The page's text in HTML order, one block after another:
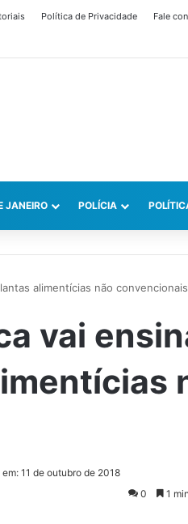
Política de Privacidade Fale
JANEIRO POLÍCIA
alimentícias não convencionais
vai
11 de outubro de 2018
0
1